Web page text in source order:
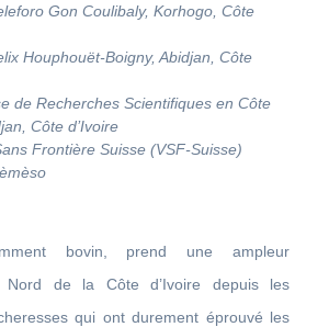
Gon Coulibaly, Korhogo, Côte
Houphouët-Boigny, Abidjan, Côte
de Recherches Scientifiques en Côte
Côte d’Ivoire
Frontière Suisse (VSF-Suisse)
bovin, prend une ampleur
Nord de la Côte d’Ivoire depuis les
qui ont durement éprouvé les